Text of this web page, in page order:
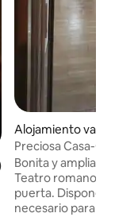
4.98 de
Alojamiento
Mérida
Preciosa Casa-
Aparcamiento
Bonita y amplia
Teatro romano.
puerta. Disponemos de todo lo
necesario para